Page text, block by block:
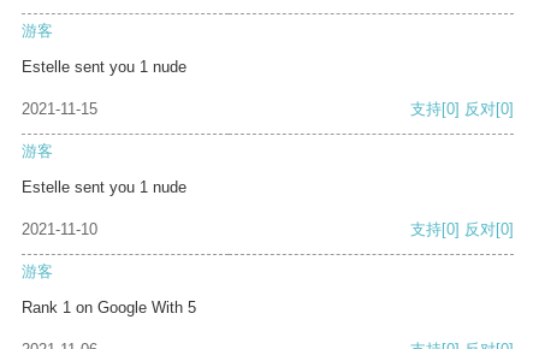
游客
Estelle sent you 1 nude
2021-11-15 支持[0] 反对[0]
游客
Estelle sent you 1 nude
2021-11-10 支持[0] 反对[0]
游客
Rank 1 on Google With 5